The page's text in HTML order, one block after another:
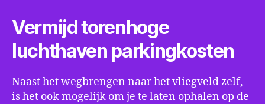
Vermijd torenhoge
luchthaven parkingkosten
Naast het wegbrengen naar het vliegveld zelf,
is het ook mogelijk om je te laten ophalen op de